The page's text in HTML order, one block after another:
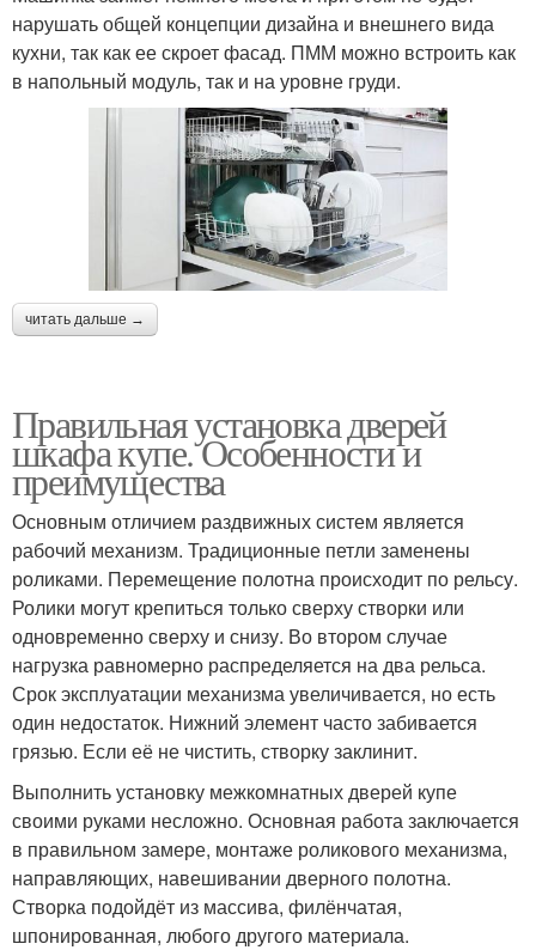
нарушать общей концепции дизайна и внешнего вида
кухни, так как ее скроет фасад. ПММ можно встроить как
в напольный модуль, так и на уровне груди.
читать дальше →
Правильная установка дверей
шкафа купе. Особенности и
преимущества
Основным отличием раздвижных систем является
рабочий механизм. Традиционные петли заменены
роликами. Перемещение полотна происходит по рельсу.
Ролики могут крепиться только сверху створки или
одновременно сверху и снизу. Во втором случае
нагрузка равномерно распределяется на два рельса.
Срок эксплуатации механизма увеличивается, но есть
один недостаток. Нижний элемент часто забивается
грязью. Если её не чистить, створку заклинит.
Выполнить установку межкомнатных дверей купе
своими руками несложно. Основная работа заключается
в правильном замере, монтаже роликового механизма,
направляющих, навешивании дверного полотна.
Створка подойдёт из массива, филёнчатая,
шпонированная, любого другого материала.